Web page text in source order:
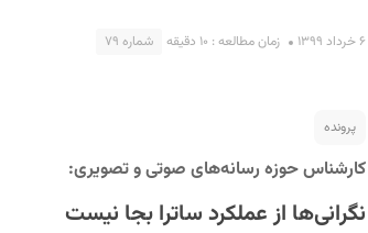
۶ خرداد ۱۳۹۹ زمان مطالعه : ۱۰ دقیقه شماره ۷۹
پرونده
کارشناس حوزه رسانه‌های صوتی و تصویری:
نگرانی‌ها از عملکرد ساترا بجا نیست